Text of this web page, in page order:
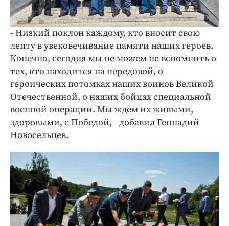
- Низкий поклон каждому, кто вносит свою
лепту в увековечивание памяти наших героев.
Конечно, сегодня мы не можем не вспомнить о
тех, кто находится на передовой, о
героических потомках наших воинов Великой
Отечественной, о наших бойцах специальной
военной операции. Мы ждем их живыми,
здоровыми, с Победой, - добавил Геннадий
Новосельцев.